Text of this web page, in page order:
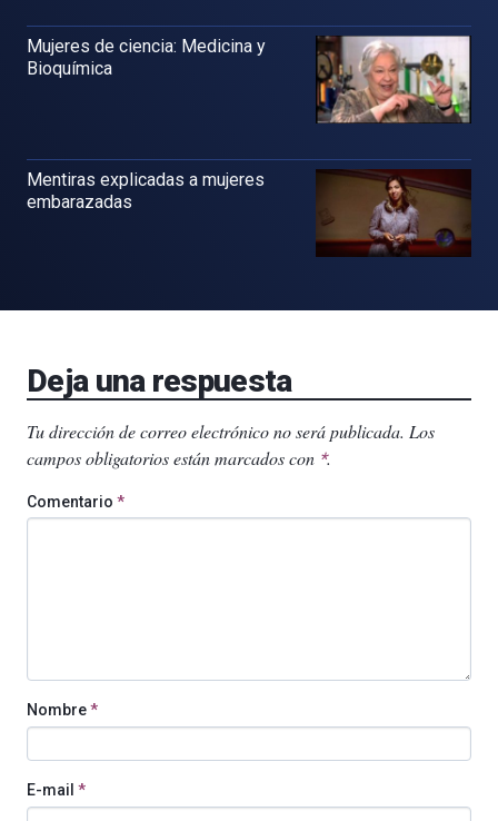
Mujeres de ciencia: Medicina y
Bioquímica
Mentiras explicadas a mujeres
embarazadas
Deja una respuesta
Tu dirección de correo electrónico no será publicada. Los
campos obligatorios están marcados con *.
Comentario *
Nombre*
E-mail *